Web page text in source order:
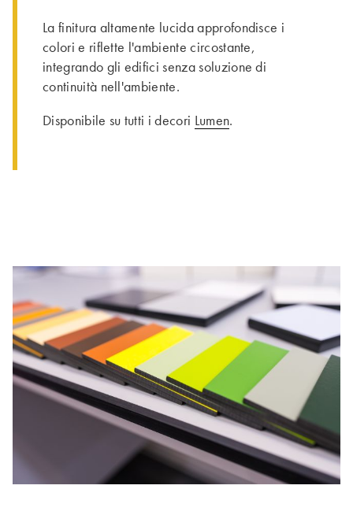
La finitura altamente lucida approfondisce i
colori e riflette l'ambiente circostante,
integrando gli edifici senza soluzione di
continuità nell'ambiente.
Disponibile su tutti i decori Lumen.